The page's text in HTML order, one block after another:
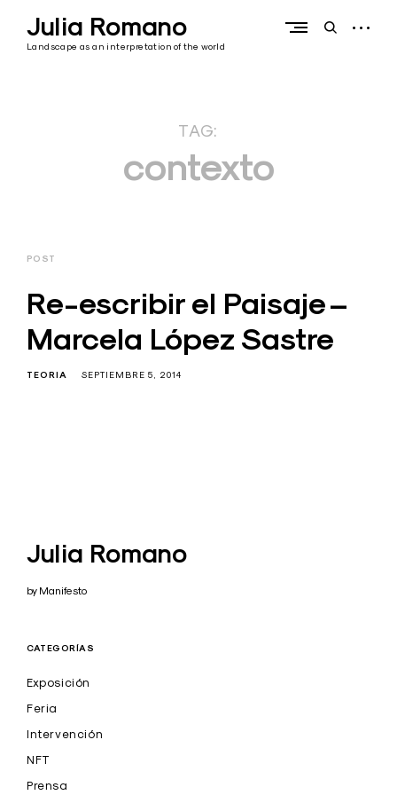
contentJulia Romano
Landscape as an interpretation of the world
openopen
TAG:
contexto
POST
Re-escribir el Paisaje –
Marcela López Sastre
TEORIA SEPTIEMBRE 5, 2014
Julia Romano
by Manifesto
CATEGORÍAS
Exposición
Feria
Intervención
NFT
Prensa